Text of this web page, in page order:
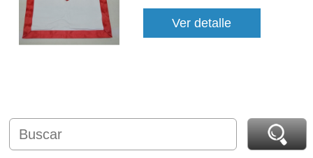
Ver detalle